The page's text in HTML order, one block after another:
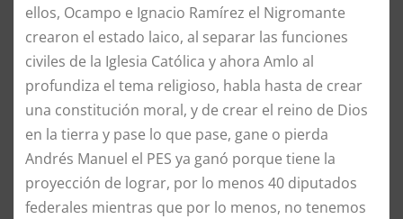
ellos, Ocampo e Ignacio Ramírez el Nigromante
crearon el estado laico, al separar las funciones
civiles de la Iglesia Católica y ahora Amlo al
profundiza el tema religioso, habla hasta de crear
una constitución moral, y de crear el reino de Dios
en la tierra y pase lo que pase, gane o pierda
Andrés Manuel el PES ya ganó porque tiene la
proyección de lograr, por lo menos 40 diputados
federales mientras que por lo menos, no tenemos